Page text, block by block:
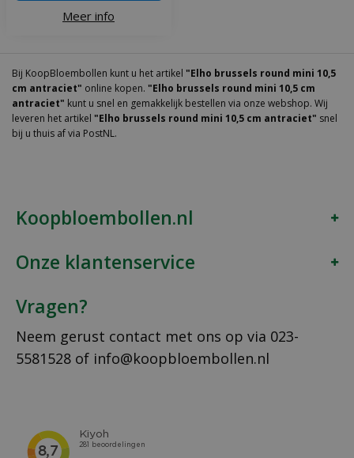
Meer info
Bij KoopBloembollen kunt u het artikel "Elho brussels round mini 10,5
cm antraciet" online kopen. "Elho brussels round mini 10,5 cm
antraciet" kunt u snel en gemakkelijk bestellen via onze webshop. Wij
leveren het artikel "Elho brussels round mini 10,5 cm antraciet" snel
bij u thuis af via PostNL.
Koopbloembollen.nl
Onze klantenservice
Vragen?
Neem gerust contact met ons op via 023-
5581528 of info@koopbloembollen.nl